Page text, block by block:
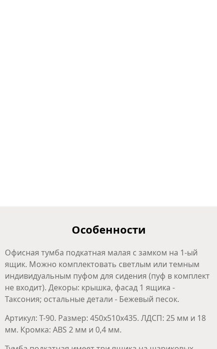
Особенности
Офисная тумба подкатная малая с замком на 1-ый
ящик. Можно комплектовать светлым или темным
индивидуальным пуфом для сидения (пуф в комплект
не входит). Декоры: крышка, фасад 1 ящика -
Таксония; остальные детали - Бежевый песок.
Артикул: Т-90. Размер: 450х510х435. ЛДСП: 25 мм и 18
мм. Кромка: ABS 2 мм и 0,4 мм.